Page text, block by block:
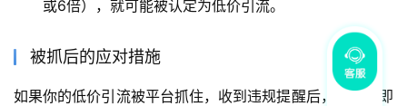
或6倍），就可能被认定为低价引流。
被抓后的应对措施
如果你的低价引流被平台抓住，收到违规提醒后，需要立即